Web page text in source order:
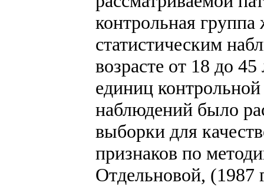
контрольная
статистическим
возрасте от 18 до
единиц
наблюдений было
выборки для
признаков по
Отдельновой, (1987